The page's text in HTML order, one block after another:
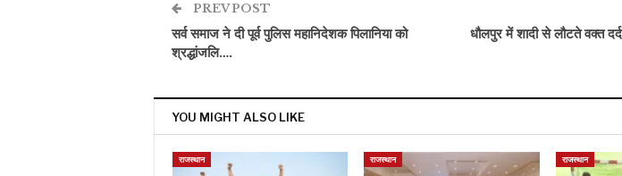
PREV POST
सर्व समाज ने दी पूर्व पुलिस महानिदेशक पिलानिया को
श्रद्धांजलि….
धौलपुर में शादी से लौटते वक्त
YOU MIGHT ALSO LIKE
राजस्थान राजस्थान राजस्थान